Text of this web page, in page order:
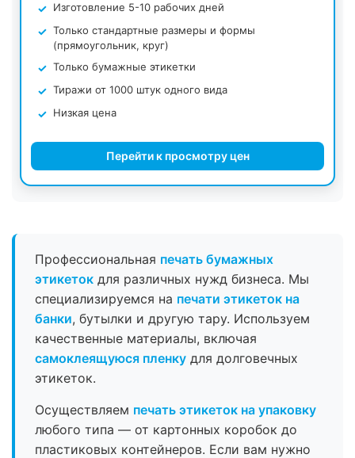
Изготовление 5-10 рабочих дней
Только стандартные размеры и формы
(прямоугольник, круг)
Только бумажные этикетки
Тиражи от 1000 штук одного вида
Низкая цена
Перейти к просмотру цен
Профессиональная печать бумажных
этикеток для различных нужд бизнеса. Мы
специализируемся на печати этикеток на
банки, бутылки и другую тару. Используем
качественные материалы, включая
самоклеящуюся пленку для долговечных
этикеток.
Осуществляем печать этикеток на упаковку
любого типа — от картонных коробок до
пластиковых контейнеров. Если вам нужно